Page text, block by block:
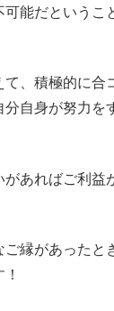
可能だというこ
て、積極的に合
分自身が努力を
があればご利益
ご縁があったと